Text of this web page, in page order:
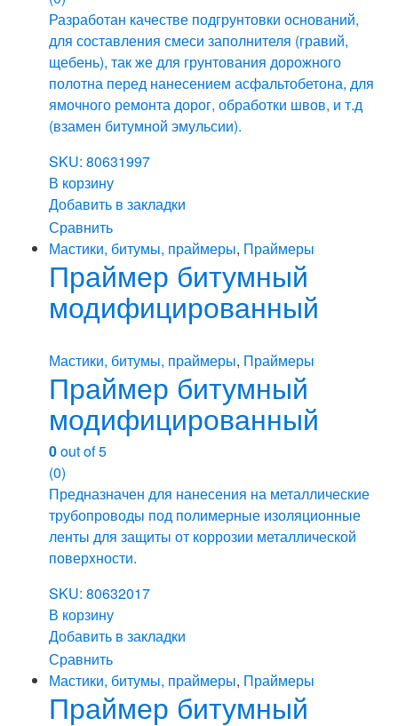
Разработан качестве подгрунтовки оснований,
для составления смеси заполнителя (гравий,
щебень), так же для грунтования дорожного
полотна перед нанесением асфальтобетона, для
ямочного ремонта дорог, обработки швов, и т.д
(взамен битумной эмульсии).
SKU: 80631997
В корзину
Добавить в закладки
Сравнить
Мастики, битумы, праймеры, Праймеры
Праймер битумный
модифицированный
Мастики, битумы, праймеры, Праймеры
Праймер битумный
модифицированный
0out of 5
(0)
Предназначен для нанесения на металлические
трубопроводы под полимерные изоляционные
ленты для защиты от коррозии металлической
поверxности.
SKU: 80632017
В корзину
Добавить в закладки
Сравнить
Мастики, битумы, праймеры, Праймеры
Праймер битумный